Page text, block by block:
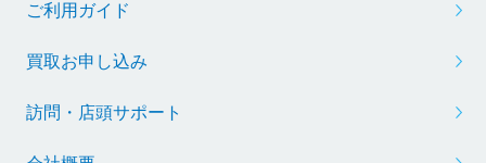
ご利用ガイド
買取お申し込み
訪問・店頭サポート